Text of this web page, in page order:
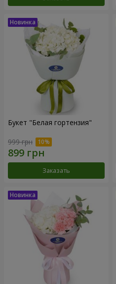
Букет "Белая гортензия"
999 грн
Заказать